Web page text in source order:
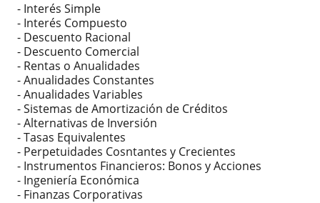
- Interés Simple
- Interés Compuesto
- Descuento Racional
- Descuento Comercial
- Rentas o Anualidades
- Anualidades Constantes
- Anualidades Variables
- Sistemas de Amortización de Créditos
- Alternativas de Inversión
- Tasas Equivalentes
- Perpetuidades Cosntantes y Crecientes
- Instrumentos Financieros: Bonos y Acciones
- Ingeniería Económica
- Finanzas Corporativas